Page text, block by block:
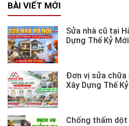
BÀI VIẾT MỚI
Sửa nhà cũ tại
Dựng Thế Kỷ Mới
Đơn vị sửa chữa
Xây Dựng Thế
Chống thấm dột